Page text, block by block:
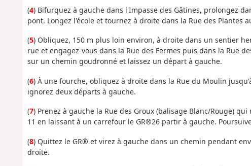
(4) Bifurquez à gauche dans l'Impasse des Gâtines, prolongez
pont. Longez l'école et tournez à droite dans la Rue des Plantes
(5) Obliquez, 150 m plus loin environ, à droite dans un sentier
rue et engagez-vous dans la Rue des Fermes puis dans la Rue
sur un chemin goudronné et laissez un départ à gauche.
(6) À une fourche, obliquez à droite dans la Rue du Moulin
ignorez deux départs à gauche.
(7) Prenez à gauche la Rue des Groux (balisage Blanc/Rouge)
11 en laissant à un carrefour le GR®26 partir à gauche.
(8) Quittez le GR® et virez à gauche dans un chemin pendant
droite.